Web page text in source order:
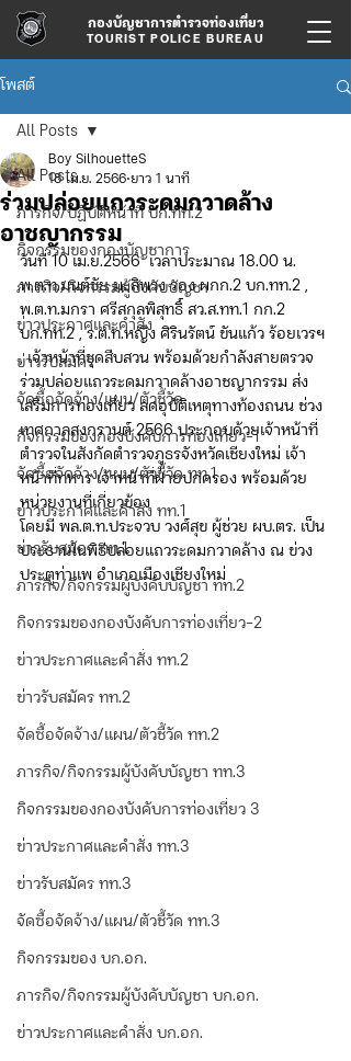
กองบัญชาการตำรวจท่องเที่ยว
TOURIST POLICE BUREAU
โพสต์
All Posts
ภารกิจ/ปฏิบัติหน้าที่ บก.ทท.2
กิจกรรมของกองบัญชาการ
ภารกิจ/กิจกรรมผู้บังคับบัญชา
ข่าวประกาศและคำสั่ง
ข่าวรับสมัคร
จัดซื้อจัดจ้าง/แผน/ตัวชี้วัด
กิจกรรมของกองบังคับการท่องเที่ยว-1
จัดซื้อจัดจ้าง/แผน/ตัวชี้วัด ทท.1
ข่าวประกาศและคำสั่ง ทท.1
ข่าวรับสมัคร ทท.1
ภารกิจ/กิจกรรมผู้บังคับบัญชา ทท.2
กิจกรรมของกองบังคับการท่องเที่ยว-2
ข่าวประกาศและคำสั่ง ทท.2
ข่าวรับสมัคร ทท.2
จัดซื้อจัดจ้าง/แผน/ตัวชี้วัด ทท.2
ภารกิจ/กิจกรรมผู้บังคับบัญชา ทท.3
กิจกรรมของกองบังคับการท่องเที่ยว 3
ข่าวประกาศและคำสั่ง ทท.3
ข่าวรับสมัคร ทท.3
จัดซื้อจัดจ้าง/แผน/ตัวชี้วัด ทท.3
กิจกรรมของ บก.อก.
ภารกิจ/กิจกรรมผู้บังคับบัญชา บก.อก.
ข่าวประกาศและคำสั่ง บก.อก.
All Posts
ร่วมปล่อยแถวระดมกวาดล้าง
อาชญากรรม
Boy SilhouetteS
18 เม.ย. 2566 ยาว 1 นาที
วันที่ 10 เม.ย.2566  เวลาประมาณ 18.00 น.
พ.ต.ท.มนต์ชัย มะลิพวง รอง ผกก.2 บก.ทท.2 ,
พ.ต.ท.มกรา ศรีสกุลพิสุทธิ์ สว.ส.ทท.1 กก.2
บก.ทท.2 , ร.ต.ท.หญิง ศิรินรัตน์ ขันแก้ว ร้อยเวรฯ
, เจ้าหน้าที่ชุดสืบสวน พร้อมด้วยกำลังสายตรวจ
ร่วมปล่อยแถวระดมกวาดล้างอาชญากรรม ส่ง
เสริมการท่องเที่ยว ลดอุบัติเหตุทางท้องถนน ช่วง
เทศกาลสงกรานต์ 2566 ประกอบด้วยเจ้าหน้าที่
ตำรวจในสังกัดตำรวจภูธรจังหวัดเชียงใหม่ เจ้า
หน้าที่ทหาร เจ้าหน้าที่ฝ่ายปกครอง พร้อมด้วย
หน่วยงานที่เกี่ยวข้อง
โดยมี พล.ต.ท.ประจวบ วงศ์สุข ผู้ช่วย ผบ.ตร. เป็น
ประธานในพิธีปล่อยแถวระดมกวาดล้าง ณ ข่วง
ประตูท่าแพ อำเภอเมืองเชียงใหม่